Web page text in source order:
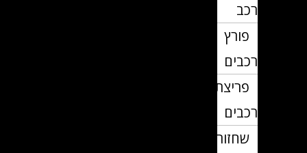
פורץ
רכבים
פריצת
רכבים
שחזור